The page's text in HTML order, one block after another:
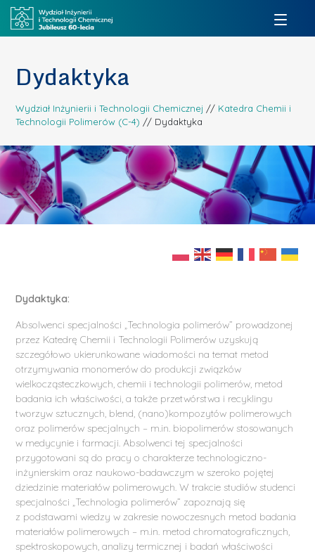
Dydaktyka
Wydział Inżynierii i Technologii Chemicznej // Katedra Chemii i
Technologii Polimerów (C-4) // Dydaktyka
Dydaktyka:
Absolwenci specjalności „Technologia polimerów” prowadzonej
przez Katedrę Chemii i Technologii Polimerów uzyskują
szczegółowo ukierunkowane wiadomości na temat metod
otrzymywania monomerów do produkcji związków
wielkocząsteczkowych, chemii i technologii polimerów, metod
badania ich właściwości, a także przetwórstwa i recyklingu
tworzyw sztucznych, blend, (nano)kompozytów polimerowych
oraz polimerów specjalnych – m.in. biopolimerów stosowanych
w medycynie i farmacji. Absolwenci tej specjalności
przygotowani są do pracy o charakterze technologiczno-
inżynierskim oraz naukowo-badawczym w szeroko pojętej
dziedzinie materiałów polimerowych. W trakcie studiów studenci
specjalności „Technologia polimerów” zapoznają się
z podstawami wiedzy w zakresie nowoczesnych metod badania
materiałów polimerowych – m.in. metod chromatograficznych,
spektroskopowych, analizy termicznej i badań właściwości